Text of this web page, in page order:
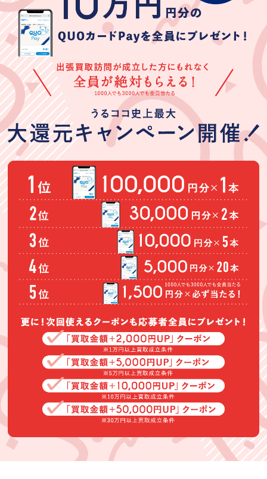
苦労さまでし
た。ありがと
う。
1
ただきました。
キャンペーン期
間だったので納
得のいく査定で
でした。
1
柿くけ子
★★★★★
30歳くらいの女
性に自宅に来て
もらいました。
言葉使いや感じ
は良かったで
す。買い取り金
額は安かったが
それはしようが
ない。
(Googleのクチコミか
ら引用)
2026年06月25日
14:27
林節子
★★★★★
初めての出張買
く説明しながら
買取りして頂き
ました。また、
依頼したいと思
います。
(Googleのクチコミか
ら引用)
2026年06月24日
23:37
中村幸子
★★★★★
先日はタンスを
ました。大型家
具は持ち運びも
面倒で今まで査
定も億劫でひた
が出張買取うる
ココさんは、受
付電話から親身
にお話しを聞い
てくださり、査
定もスムーズで
た家具も納得す
る理由をお話し
た。また、予定
にはなかったも
のもスピーディ
ーに査定して下
さいました。あ
ました。
(Googleのクチコミか
ら引用)
2026年06月24日
13:02
1
直美
★★★★★
アクセサリー、
時計、雑貨、大
量のＣＤなど不
要なものを買い
変助かりまし
ら引用)
2026年06月14日
20:27
明松真弓
★★★★★
高萩様に買取り
して頂いて。良
かったです。楽
しく会話が出来
す。ありがとう
ございました。
ら引用)
2026年06月04日
14:02
Boysるーど
査定もスピーデ
ィできてくださ
った従業員の方
も親切でした！
ら引用)
2026年06月03日
13:26